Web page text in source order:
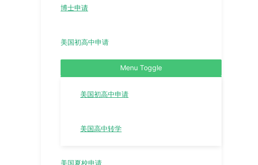
博士申请
美国初高中申请
Menu Toggle
美国初高中申请
美国高中转学
美国夏校申请